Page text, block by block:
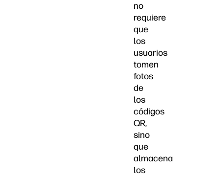
no
requiere
que
los
usuarios
tomen
fotos
de
los
códigos
QR,
sino
que
almacena
los